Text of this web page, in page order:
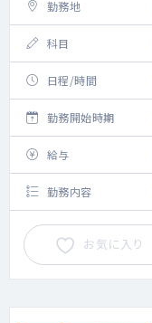
勤務地
科目
日程/時間
勤務開始時期
給与
勤務内容
お気に入り